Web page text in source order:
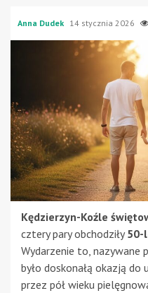
Anna Dudek 14 stycznia 2026
Kędzierzyn-Koźle
cztery pary obchodziły50-
Wydarzenie to, nazywane
było doskonałą okazją
przez pół wieku